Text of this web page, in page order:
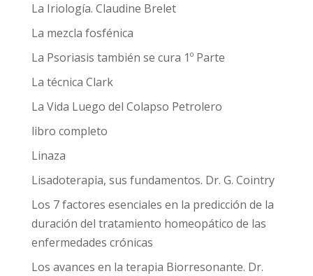
La Iriología. Claudine Brelet
La mezcla fosfénica
La Psoriasis también se cura 1º Parte
La técnica Clark
La Vida Luego del Colapso Petrolero
libro completo
Linaza
Lisadoterapia, sus fundamentos. Dr. G. Cointry
Los 7 factores esenciales en la predicción de la
duración del tratamiento homeopático de las
enfermedades crónicas
Los avances en la terapia Biorresonante. Dr.